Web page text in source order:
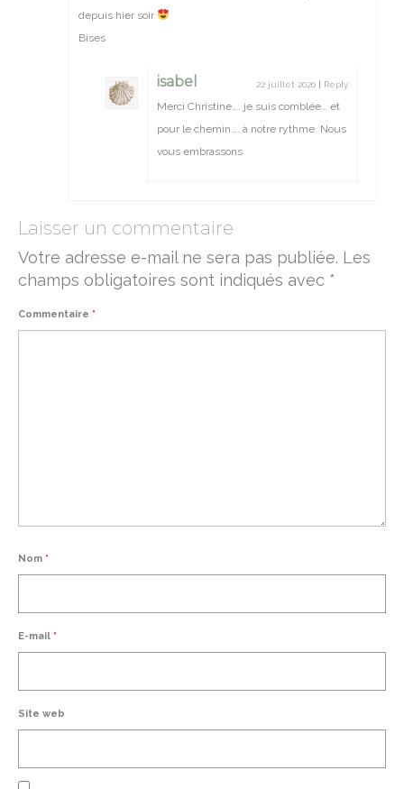
depuis hier soir
Bises
isabel 22 juillet 2020 | Reply
Merci Christine…. je suis comblée… et
pour le chemin…. à notre rythme. Nous
vous embrassons
Laisser un commentaire
Votre adresse e-mail ne sera pas publiée. Les
champs obligatoires sont indiqués avec *
Commentaire *
Nom *
E-mail *
Site web